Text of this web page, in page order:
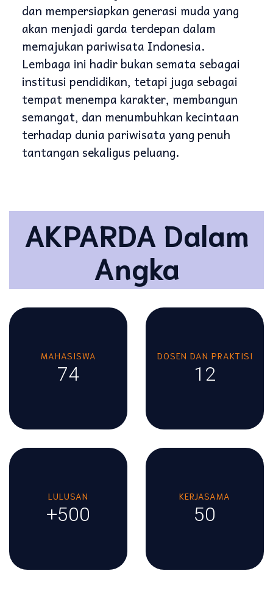
dan mempersiapkan generasi muda yang
akan menjadi garda terdepan dalam
memajukan pariwisata Indonesia.
Lembaga ini hadir bukan semata sebagai
institusi pendidikan, tetapi juga sebagai
tempat menempa karakter, membangun
semangat, dan menumbuhkan kecintaan
terhadap dunia pariwisata yang penuh
tantangan sekaligus peluang.
AKPARDA Dalam
Angka
MAHASISWA
74
DOSEN DAN PRAKTISI
12
LULUSAN
+500
KERJASAMA
50